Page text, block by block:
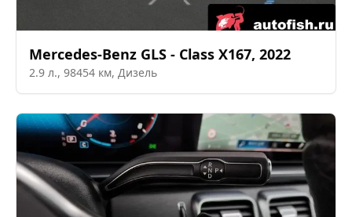
Mercedes-Benz GLS - Class X167, 2022
2.9 л., 98454 км, Дизель